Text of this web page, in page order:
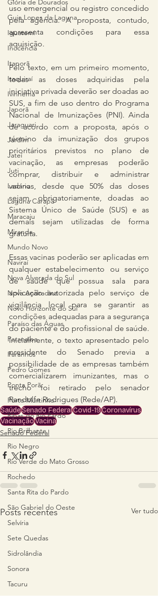
Glória de Dourados
Guia Lopes da Laguna
Iguatemi
Inocência
Itaporã
Itaquiraí
Ivinhema
Japorã
Jaraguari
Jardim
Jateí
Juti
Ladário
Laguna Carapã
Maracaju
Miranda
Mundo Novo
Naviraí
Nova Alvorada do Sul
Nova Andradina
Novo Horizonte do Sul
Paraíso das Águas
Paranaíba
Paranhos
Pedro Gomes
Ponta Porã
Porto Murtinho
Ribas do Rio Pardo
Rio Brilhante
Rio Negro
Rio Verde do Mato Grosso
Rochedo
Santa Rita do Pardo
São Gabriel do Oeste
Selvíria
Sete Quedas
Sidrolândia
Sonora
Tacuru
uso emergencial ou registro concedido
pela agência. A proposta, contudo,
apresenta condições para essa
aquisição.
Pelo texto, em um primeiro momento,
todas as doses adquiridas pela
iniciativa privada deverão ser doadas ao
SUS, a fim de uso dentro do Programa
Nacional de Imunizações (PNI). Ainda
de acordo com a proposta, após o
término da imunização dos grupos
prioritários previstos no plano de
vacinação, as empresas poderão
comprar, distribuir e administrar
vacinas, desde que 50% das doses
sejam, obrigatoriamente, doadas ao
Sistema Único de Saúde (SUS) e as
demais sejam utilizadas de forma
gratuita.
Essas vacinas poderão ser aplicadas em
qualquer estabelecimento ou serviço
de saúde que possua sala para
aplicação autorizada pelo serviço de
vigilância local para se garantir as
condições adequadas para a segurança
do paciente e do profissional de saúde.
Inicialmente, o texto apresentado pelo
presidente do Senado previa a
possibilidade de as empresas também
comercializarem imunizantes, mas o
trecho foi retirado pelo senador
Randolfe Rodrigues (Rede/AP).
SaúdeSenado FederalCovid-19Coronavírus
VacinaçãoVacina
Senado Federal
Posts recentes Ver tudo